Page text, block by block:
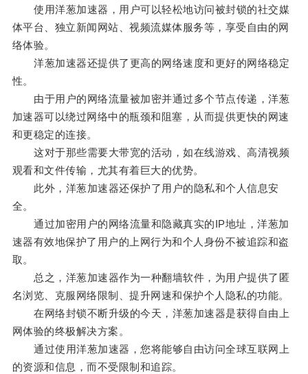
使用洋葱加速器，用户可以轻松地访问被封锁的社交媒
体平台、独立新闻网站、视频流媒体服务等，享受自由的网
络体验。
洋葱加速器还提供了更高的网络速度和更好的网络稳定
性。
由于用户的网络流量被加密并通过多个节点传递，洋葱
加速器可以绕过网络中的瓶颈和阻塞，从而提供更快的网速
和更稳定的连接。
这对于那些需要大带宽的活动，如在线游戏、高清视频
观看和文件传输，尤其有着巨大的优势。
此外，洋葱加速器还保护了用户的隐私和个人信息安
全。
通过加密用户的网络流量和隐藏真实的IP地址，洋葱加
速器有效地保护了用户的上网行为和个人身份不被追踪和盗
取。
总之，洋葱加速器作为一种翻墙软件，为用户提供了匿
名浏览、克服网络限制、提升网速和保护个人隐私的功能。
在网络封锁不断升级的今天，洋葱加速器是获得自由上
网体验的终极解决方案。
通过使用洋葱加速器，您将能够自由访问全球互联网上
的资源和信息，而不受限制和追踪。